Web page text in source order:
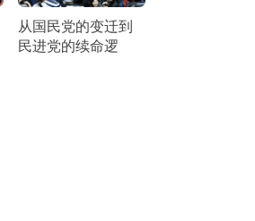
从国民党的变迁到
民进党的续命逻